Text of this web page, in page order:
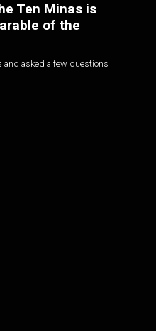
Ten Minas is
of the
and asked a few questions